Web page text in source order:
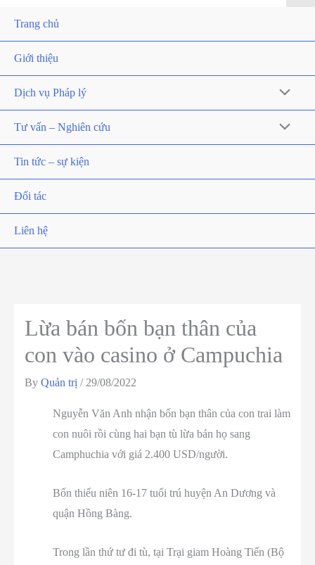
Trang chủ
Giới thiệu
Dịch vụ Pháp lý
Tư vấn – Nghiên cứu
Tin tức – sự kiện
Đối tác
Liên hệ
Lừa bán bốn bạn thân của
con vào casino ở Campuchia
By Quản trị / 29/08/2022
Nguyễn Văn Anh nhận bốn bạn thân của con trai làm
con nuôi rồi cùng hai bạn tù lừa bán họ sang
Camphuchia với giá 2.400 USD/người.
Bốn thiếu niên 16-17 tuổi trú huyện An Dương và
quận Hồng Bàng.
Trong lần thứ tư đi tù, tại Trại giam Hoàng Tiến (Bộ